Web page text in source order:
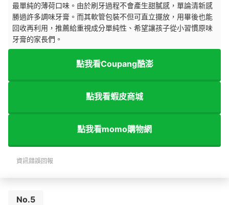
最單純的薄荷口味。由於刷牙過程不會產生甜膩感，單論清新感
勝過許多調味牙膏。而其軟管包裝不但可直立擺放，用畢後也能
回收再利用，推薦給重視成分單純性、希望讓孩子從小習慣原味
牙膏的家長們。
點我看Coupang酷澎
點我看蝦皮商城
點我看momo購物網
資訊錯誤回報
No.5